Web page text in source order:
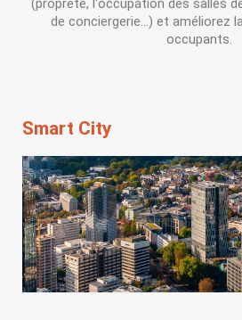
(propreté, l'occupation des salles
de conciergerie...) et améliorez
occupants.
Smart City